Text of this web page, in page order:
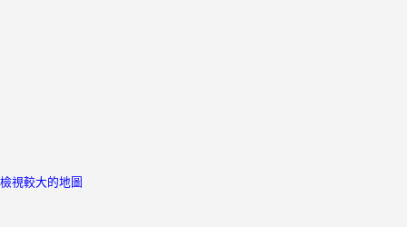
檢視較大的地圖